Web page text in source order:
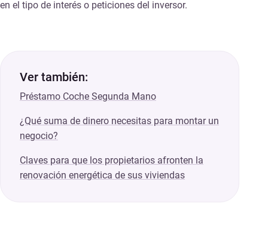
en el tipo de interés o peticiones del inversor.
Ver también:
Préstamo Coche Segunda Mano
¿Qué suma de dinero necesitas para montar un
negocio?
Claves para que los propietarios afronten la
renovación energética de sus viviendas